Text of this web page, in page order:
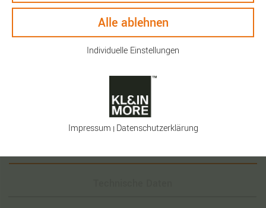
Alle ablehnen
Individuelle Einstellungen
Impressum | Daten­schutz­erklärung